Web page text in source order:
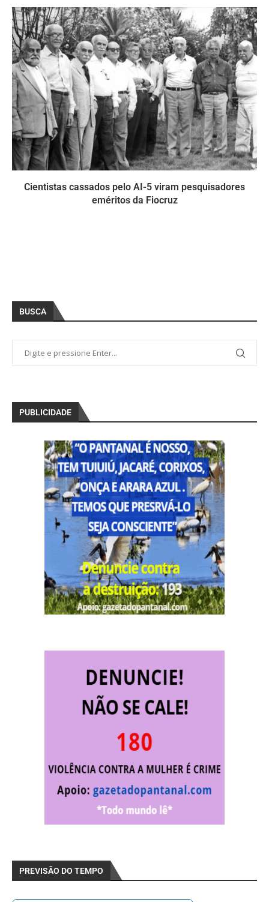
Cientistas cassados pelo AI-5 viram pesquisadores
eméritos da Fiocruz
BUSCA
PUBLICIDADE
PREVISÃO DO TEMPO